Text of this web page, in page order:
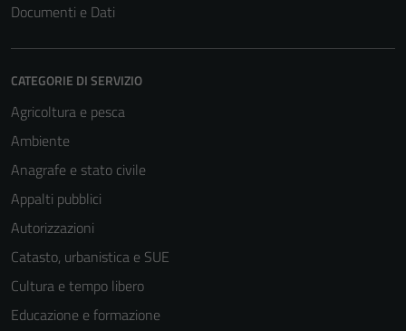
Documenti e Dati
CATEGORIE DI SERVIZIO
Agricoltura e pesca
Ambiente
Anagrafe e stato civile
Appalti pubblici
Autorizzazioni
Catasto, urbanistica e SUE
Cultura e tempo libero
Educazione e formazione